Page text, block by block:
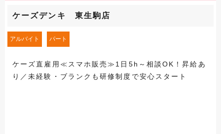
ケーズデンキ 東生駒店
アルバイト パート
ケーズ直雇用≪スマホ販売≫1日5h～相談OK！昇給あ
り／未経験・ブランクも研修制度で安心スタート